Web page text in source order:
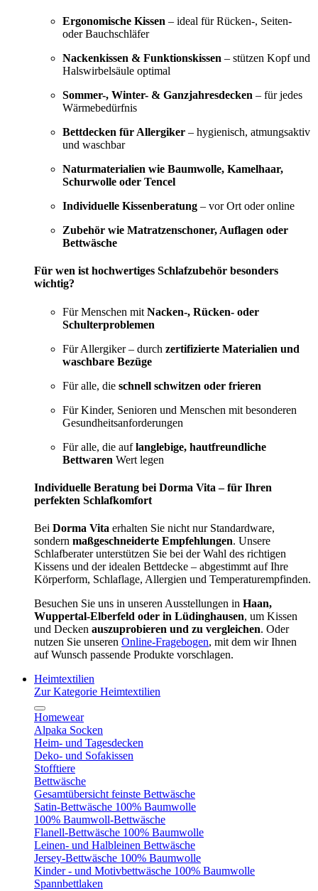
Ergonomische Kissen – ideal für Rücken-, Seiten-
oder Bauchschläfer
Nackenkissen & Funktionskissen – stützen Kopf und
Halswirbelsäule optimal
Sommer-, Winter- & Ganzjahresdecken – für jedes
Wärmebedürfnis
Bettdecken für Allergiker – hygienisch, atmungsaktiv
und waschbar
Naturmaterialien wie Baumwolle, Kamelhaar,
Schurwolle oder Tencel
Individuelle Kissenberatung – vor Ort oder online
Zubehör wie Matratzenschoner, Auflagen oder
Bettwäsche
Für wen ist hochwertiges Schlafzubehör besonders
wichtig?
Für Menschen mit Nacken-, Rücken- oder
Schulterproblemen
Für Allergiker – durch zertifizierte Materialien und
waschbare Bezüge
Für alle, die schnell schwitzen oder frieren
Für Kinder, Senioren und Menschen mit besonderen
Gesundheitsanforderungen
Für alle, die auflanglebige, hautfreundliche
Bettwaren Wert legen
Individuelle Beratung bei Dorma Vita – für Ihren
perfekten Schlafkomfort
Bei Dorma Vita erhalten Sie nicht nur Standardware,
sondern maßgeschneiderte Empfehlungen. Unsere
Schlafberater unterstützen Sie bei der Wahl des richtigen
Kissens und der idealen Bettdecke – abgestimmt auf Ihre
Körperform, Schlaflage, Allergien und Temperaturempfinden.
Besuchen Sie uns in unseren Ausstellungen in Haan,
Wuppertal-Elberfeld oder in Lüdinghausen, um Kissen
und Decken auszuprobieren und zu vergleichen. Oder
nutzen Sie unseren Online-Fragebogen, mit dem wir Ihnen
auf Wunsch passende Produkte vorschlagen.
Heimtextilien
Zur Kategorie Heimtextilien
Homewear
Alpaka Socken
Heim- und Tagesdecken
Deko- und Sofakissen
Stofftiere
Bettwäsche
Gesamtübersicht feinste Bettwäsche
Satin-Bettwäsche 100% Baumwolle
100% Baumwoll-Bettwäsche
Flanell-Bettwäsche 100% Baumwolle
Leinen- und Halbleinen Bettwäsche
Jersey-Bettwäsche 100% Baumwolle
Kinder - und Motivbettwäsche 100% Baumwolle
Spannbettlaken